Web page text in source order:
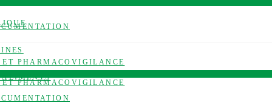
ALIMENTS
PHARMACOVIGILANCE
PHARMACOVIGILANCE